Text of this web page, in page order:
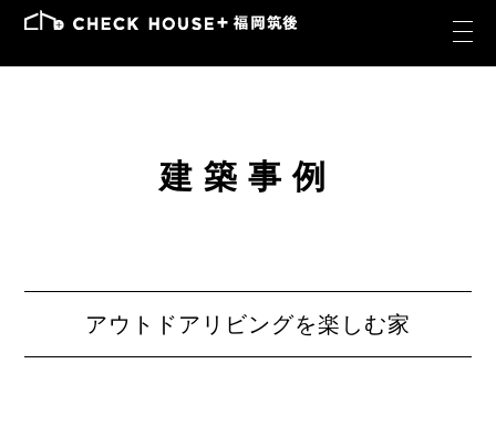
建築事例
アウトドアリビングを楽しむ家